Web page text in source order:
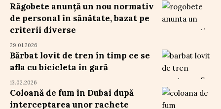
Răgobete anunță un nou normativ
de personal în sănătate, bazat pe
criterii diverse
29.01.2026
Bărbat lovit de tren în timp ce se
afla cu bicicleta în gară
13.02.2026
Coloană de fum în Dubai după
interceptarea unor rachete